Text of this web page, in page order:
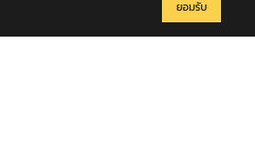
ยอมรับ